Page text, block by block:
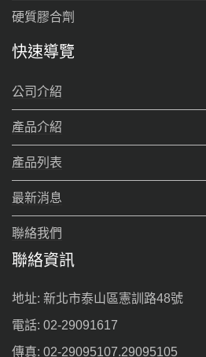
硬質膠合劑
快速導覽
公司介紹
產品介紹
產品列表
最新消息
聯絡我們
聯絡資訊
地址: 新北市泰山區憲訓路48號
電話: 02-29091617
傳真: 02-29095107.29095105